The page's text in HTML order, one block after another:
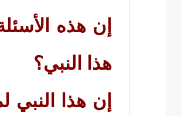
إن هذه
هذا النبي؟
إن هذا النبي